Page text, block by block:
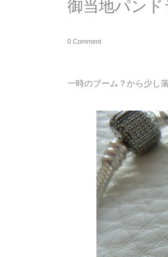
御当地パンド
0 Comment
一時のブーム？から少し